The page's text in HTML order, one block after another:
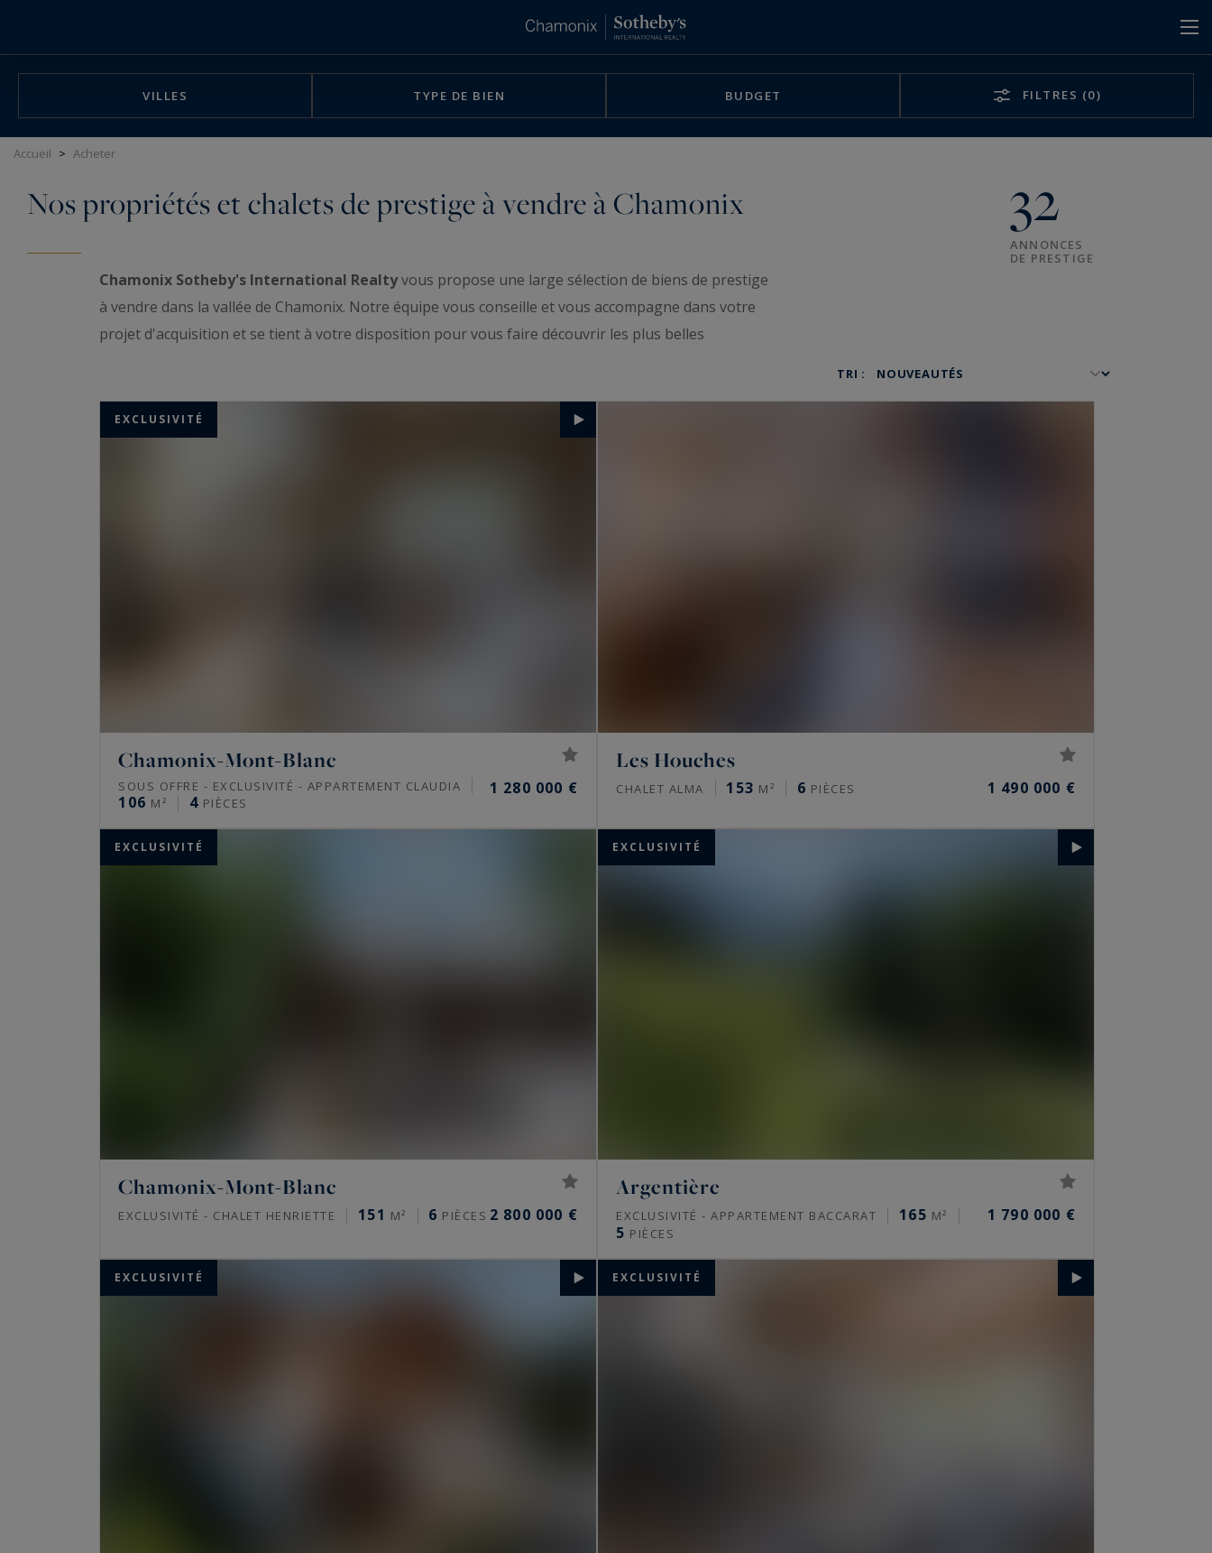
VILLES TYPE DE BIEN BUDGET FILTRES (0)
Accueil > Acheter
Nos propriétés et chalets de prestige à vendre à Chamonix 32
ANNONCES
DE PRESTIGE
Chamonix Sotheby's International Realtyvous propose une large sélection de biens de prestige
à vendre dans la vallée de Chamonix. Notre équipe vous conseille et vous accompagne dans votre
projet d'acquisition et se tient à votre disposition pour vous faire découvrir les plus belles
chalets...traditionnels ou contemporains, des biens aussi rares qu'exceptionnels.
TRI :
EXCLUSIVITÉ
Chamonix-Mont-Blanc
SOUS OFFRE - EXCLUSIVITÉ - APPARTEMENT CLAUDIA
106 M² 4 PIÈCES
1 280 000 €
Les Houches
CHALET ALMA 153 M² 6 PIÈCES 1 490 000 €
EXCLUSIVITÉ
Chamonix-Mont-Blanc
EXCLUSIVITÉ - CHALET HENRIETTE 151 M² 6 PIÈCES 2 800 000 €
EXCLUSIVITÉ
Argentière
EXCLUSIVITÉ - APPARTEMENT BACCARAT 165 M²
5 PIÈCES
1 790 000 €
EXCLUSIVITÉ EXCLUSIVITÉ